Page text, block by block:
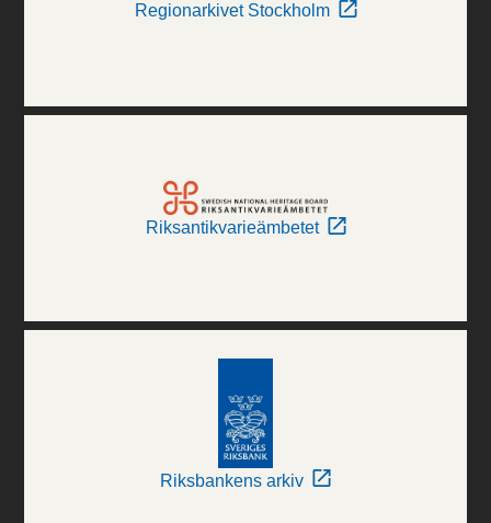
Regionarkivet Stockholm
Riksantikvarieämbetet
Riksbankens arkiv